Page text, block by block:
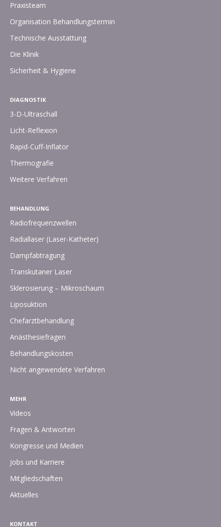
Praxisteam
Organisation Behandlungstermin
Technische Ausstattung
Die Klinik
Sicherheit & Hygiene
DIAGNOSTIK
3-D-Ultraschall
Licht-Reflexion
Rapid-Cuff-Inflator
Thermografie
Weitere Verfahren
BEHANDLUNG
Radiofrequenzwellen
Radiallaser (Laser-Katheter)
Dampfabtragung
Transkutaner Laser
Sklerosierung – Mikroschaum
Liposuktion
Chefarztbehandlung
Anästhesiefragen
Behandlungskosten
Nicht angewendete Verfahren
MEHR
Videos
Fragen & Antworten
Kongresse und Medien
Jobs und Karriere
Mitgliedschaften
Aktuelles
KONTAKT